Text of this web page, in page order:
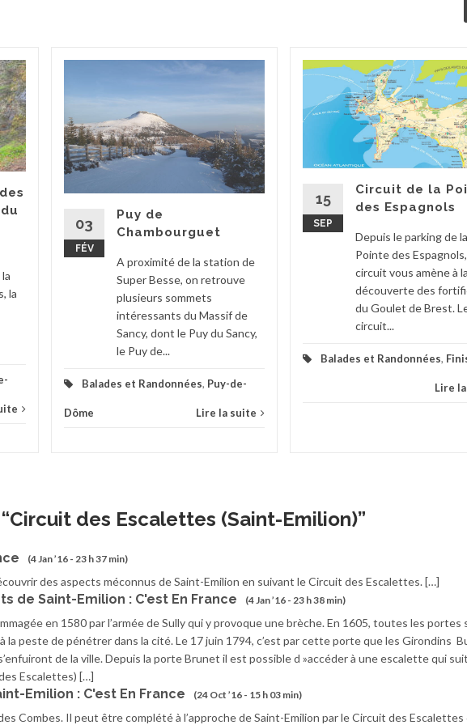
la
03
FÉV
Puy de
Chambourguet
A proximité de la station de
Super Besse, on retrouve
plusieurs sommets
intéressants du Massif de
Sancy, dont le Puy du Sancy,
le Puy de...
Balades et Randonnées, Puy-de-
Dôme Lire la suite
15
SEP
Circuit de la
des Espagnols
Depuis le parking de la
Pointe des
circuit vous amène à la
découverte des
du Goulet de Brest.
circuit...
Balades et Randonnées,
Lire
Circuit des Escalettes (Saint-Emilion)”
(4 Jan ’16 - 23 h 37 min)
des aspects méconnus de Saint-Emilion en suivant le Circuit des Escalettes. […]
de Saint-Emilion : C'est En France (4 Jan ’16 - 23 h 38 min)
en 1580 par l’armée de Sully qui y provoque une brèche. En 1605, toutes les portes
la peste de pénétrer dans la cité. Le 17 juin 1794, c’est par cette porte que les Girondins
de la ville. Depuis la porte Brunet il est possible d »accéder à une escalette qui
Escalettes) […]
Emilion : C'est En France (24 Oct ’16 - 15 h 03 min)
Combes. Il peut être complété à l’approche de Saint-Emilion par le Circuit des Escalettes